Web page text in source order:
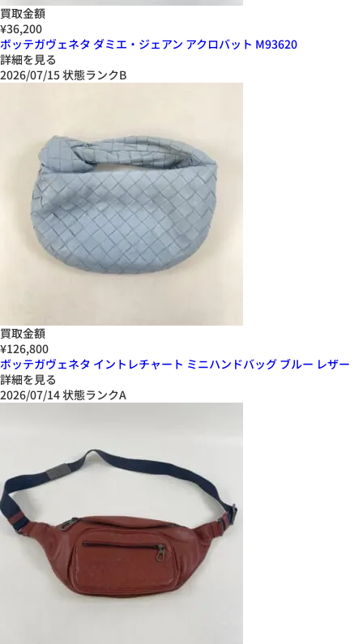
買取金額
¥36,200
ボッテガヴェネタ ダミエ・ジェアン アクロバット M93620
詳細を見る
2026/07/15状態ランクB
買取金額
¥126,800
ボッテガヴェネタ イントレチャート ミニハンドバッグ ブルー レザー
詳細を見る
2026/07/14状態ランクA